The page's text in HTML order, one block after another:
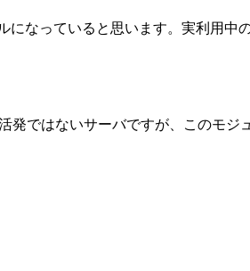
なっていると思います。実利用中
発ではないサーバですが、このモ